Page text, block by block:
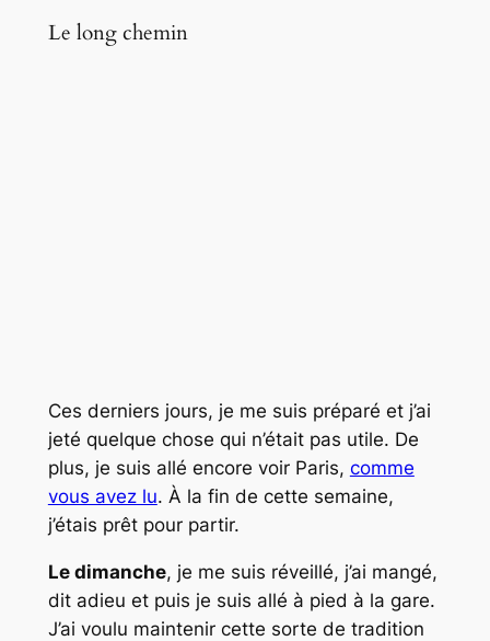
Le long chemin
Ces derniers jours, je me suis préparé et j’ai
jeté quelque chose qui n’était pas utile. De
plus, je suis allé encore voir Paris, comme
vous avez lu. À la fin de cette semaine,
j’étais prêt pour partir.
Le dimanche, je me suis réveillé, j’ai mangé,
dit adieu et puis je suis allé à pied à la gare.
J’ai voulu maintenir cette sorte de tradition